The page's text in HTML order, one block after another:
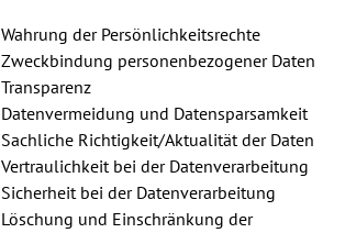
Wahrung der Persönlichkeitsrechte
Zweckbindung personenbezogener Daten
Transparenz
Datenvermeidung und Datensparsamkeit
Sachliche Richtigkeit/Aktualität der Daten
Vertraulichkeit bei der Datenverarbeitung
Sicherheit bei der Datenverarbeitung
Löschung und Einschränkung der